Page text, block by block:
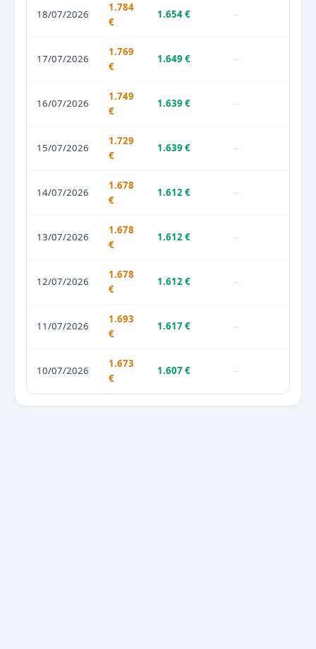
18/07/2026
1.784
€
1.654 € –
17/07/2026
1.769
€
1.649 € –
16/07/2026
1.749
€
1.639 € –
15/07/2026
1.729
€
1.639 € –
14/07/2026
1.678
€
1.612 € –
13/07/2026
1.678
€
1.612 € –
12/07/2026
1.678
€
1.612 € –
11/07/2026
1.693
€
1.617 € –
10/07/2026
1.673
€
1.607 € –